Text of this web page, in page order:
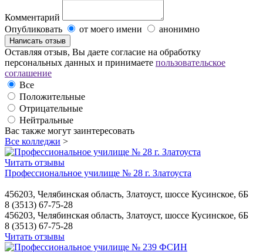
Комментарий
Опубликовать
от моего имени анонимно
Оставляя отзыв, Вы даете согласие на обработку
персональных данных и принимаете пользовательское
соглашение
Все
Положительные
Отрицательные
Нейтральные
Вас также могут заинтересовать
Все колледжи >
Читать отзывы
Профессиональное училище № 28 г. Златоуста
456203, Челябинская область, Златоуст, шоссе Кусинское, 6Б
8 (3513) 67-75-28
456203, Челябинская область, Златоуст, шоссе Кусинское, 6Б
8 (3513) 67-75-28
Читать отзывы